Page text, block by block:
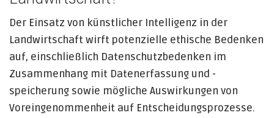
Der Einsatz von künstlicher Intelligenz in der
Landwirtschaft wirft potenzielle ethische Bedenken
auf, einschließlich Datenschutzbedenken im
Zusammenhang mit Datenerfassung und -
speicherung sowie mögliche Auswirkungen von
Voreingenommenheit auf Entscheidungsprozesse.